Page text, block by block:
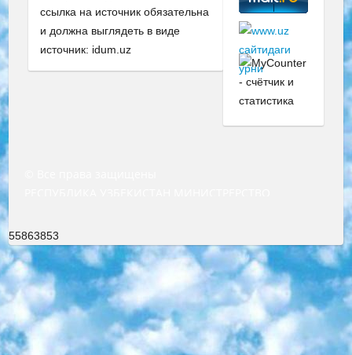
ссылка на источник обязательна
и должна выглядеть в виде
источник: idum.uz
55863853